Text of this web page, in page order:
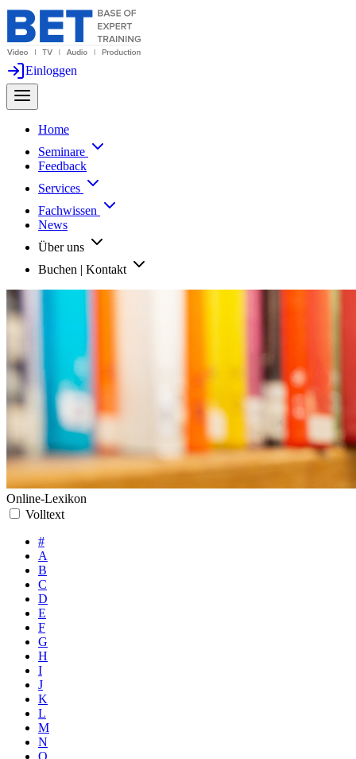
Einloggen
Home
Seminare
Feedback
Services
Fachwissen
News
Über uns
Buchen | Kontakt
Online-Lexikon
Volltext
#
A
B
C
D
E
F
G
H
I
J
K
L
M
N
O